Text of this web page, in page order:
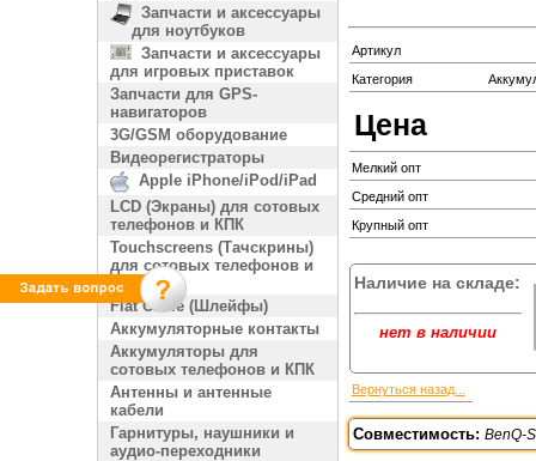
Запчасти и аксессуары
для ноутбуков
Запчасти и аксессуары
для игровых приставок
Запчасти для GPS-
навигаторов
3G/GSM оборудование
Видеорегистраторы
Apple iPhone/iPod/iPad
LCD (Экраны) для сотовых
телефонов и КПК
Touchscreens (Тачскрины)
для сотовых телефонов и
КПК
Flat Cable (Шлейфы)
Аккумуляторные контакты
Аккумуляторы для
сотовых телефонов и КПК
Антенны и антенные
кабели
Гарнитуры, наушники и
аудио-переходники
Артикул
Категория
Цена
Мелкий опт
Средний опт
Крупный опт
Наличие на складе:
нет в наличии
Вернуться назад...
Совместимость: BenQ-